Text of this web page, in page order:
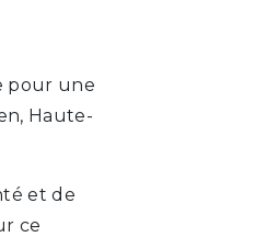
pour une
Haute-
et de
ce